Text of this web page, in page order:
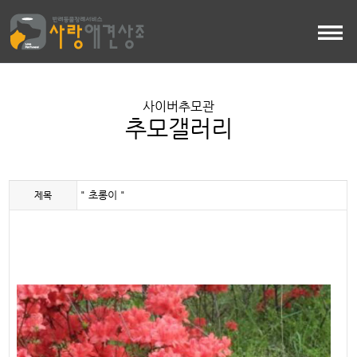
사이버추모관
추모갤러리
제목 " 초롱이 "